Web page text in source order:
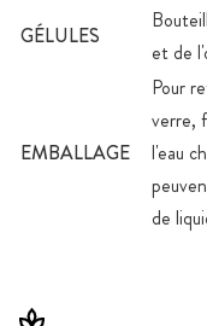
GÉLULES
et de
EMBALLAGE
Pour
verre,
l'eau
de